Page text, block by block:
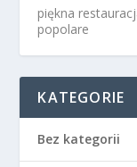
piękna
popolare
KATEGORIE
Bez kategorii